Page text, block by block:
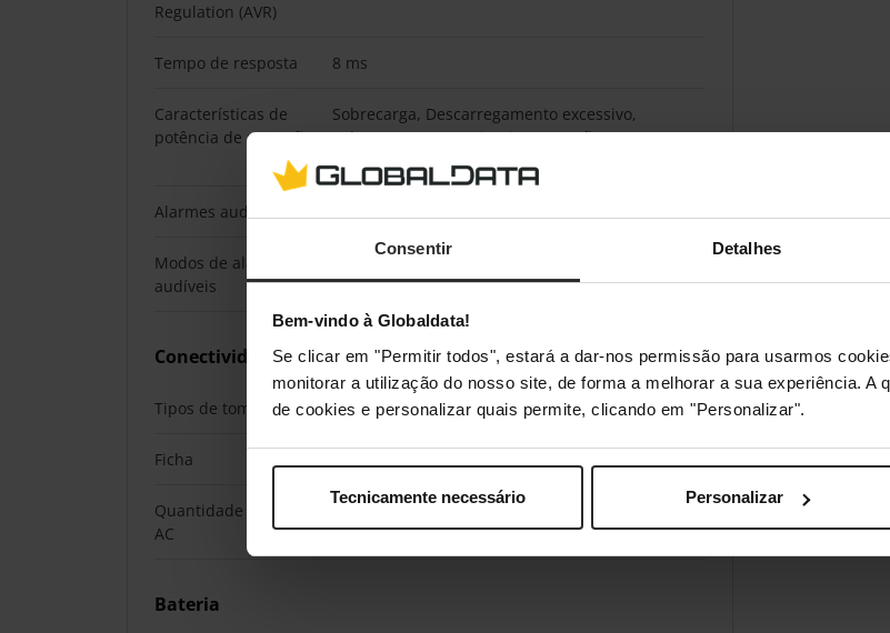
Consentir Detalhes
Bem-vindo à Globaldata!
Se clicar em "Permitir todos", estará a dar-nos permissão para usarmos
monitorar a utilização do nosso site, de forma a melhorar a sua experiência. A
de cookies e personalizar quais permite, clicando em "Personalizar".
Tecnicamente necessário Personalizar
Regulation (AVR)
Tempo de resposta 8 ms
Características de
potência de proteção
Sobrecarga, Descarregamento excessivo,
Sobrecarga, Curto-circuito, Proteção contra
sobretensões
Alarmes audíveis
Modos de alarme
audíveis
sobrecarga
Conectividade
Tipos de tomada AC Tipo F
Ficha
Quantidade de saídas
AC
3 tomada(s) CA
Bateria